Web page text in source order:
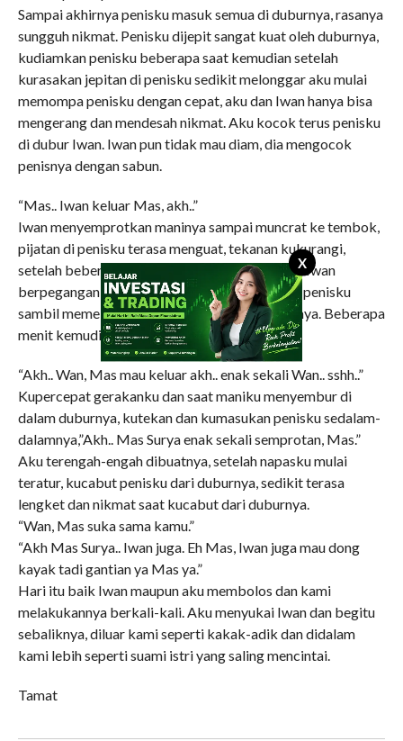
X
Sampai akhirnya penisku masuk semua di duburnya, rasanya
sungguh nikmat. Penisku dijepit sangat kuat oleh duburnya,
kudiamkan penisku beberapa saat kemudian setelah
kurasakan jepitan di penisku sedikit melonggar aku mulai
memompa penisku dengan cepat, aku dan Iwan hanya bisa
mengerang dan mendesah nikmat. Aku kocok terus penisku
di dubur Iwan. Iwan pun tidak mau diam, dia mengocok
penisnya dengan sabun.
“Mas.. Iwan keluar Mas, akh..”
Iwan menyemprotkan maninya sampai muncrat ke tembok,
pijatan di penisku terasa menguat, tekanan kukurangi,
setelah beberapa saat aku mulai bergerak lagi. Iwan
berpegangan di bak mandi dan aku mengocok penisku
sambil memeluk tubuhnya dan meremas dadanya. Beberapa
menit kemudian..
“Akh.. Wan, Mas mau keluar akh.. enak sekali Wan.. sshh..”
Kupercepat gerakanku dan saat maniku menyembur di
dalam duburnya, kutekan dan kumasukan penisku sedalam-
dalamnya,”Akh.. Mas Surya enak sekali semprotan, Mas.”
Aku terengah-engah dibuatnya, setelah napasku mulai
teratur, kucabut penisku dari duburnya, sedikit terasa
lengket dan nikmat saat kucabut dari duburnya.
“Wan, Mas suka sama kamu.”
“Akh Mas Surya.. Iwan juga. Eh Mas, Iwan juga mau dong
kayak tadi gantian ya Mas ya.”
Hari itu baik Iwan maupun aku membolos dan kami
melakukannya berkali-kali. Aku menyukai Iwan dan begitu
sebaliknya, diluar kami seperti kakak-adik dan didalam
kami lebih seperti suami istri yang saling mencintai.
Tamat